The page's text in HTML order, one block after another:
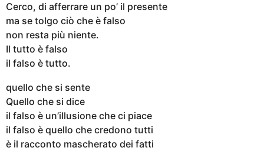
Cerco, di afferrare un po’ il presente
ma se tolgo ciò che è falso
non resta più niente.
Il tutto è falso
il falso è tutto.
quello che si sente
Quello che si dice
il falso è un’illusione che ci piace
il falso è quello che credono tutti
è il racconto mascherato dei fatti